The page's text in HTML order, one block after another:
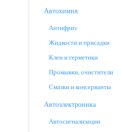
Автохимия
Антифриз
Жидкости и присадки
Клеи и герметики
Промывки, очистители
Смазки и консерванты
Автоэлектроника
Автосигнализации